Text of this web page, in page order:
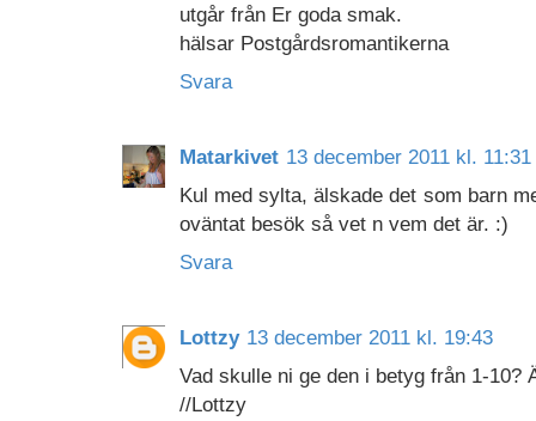
utgår från Er goda smak.
hälsar Postgårdsromantikerna
Svara
Matarkivet 13 december 2011 kl. 11:31
Kul med sylta, älskade det som barn
oväntat besök så vet n vem det är. :)
Svara
Lottzy 13 december 2011 kl. 19:43
Vad skulle ni ge den i betyg från 1-10?
//Lottzy